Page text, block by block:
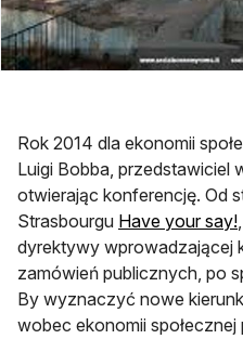
Rok 2014 dla ekonomii
Luigi Bobba, przedstawiciel
otwierając konferencję. Od
Strasbourgu Have your say!
dyrektywy wprowadzającej
zamówień publicznych, po
By wyznaczyć nowe
wobec ekonomii